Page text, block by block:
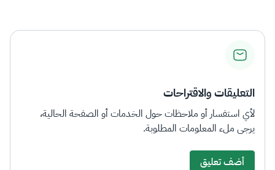
التعليقات والاقتراحات
لأي استفسار أو ملاحظات حول الخدمات أو الصفحة الحالية،
يرجى ملء المعلومات المطلوبة.
أضف تعليق